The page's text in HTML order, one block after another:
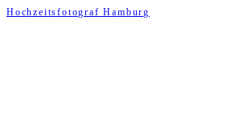
Hochzeitsfotograf Hamburg